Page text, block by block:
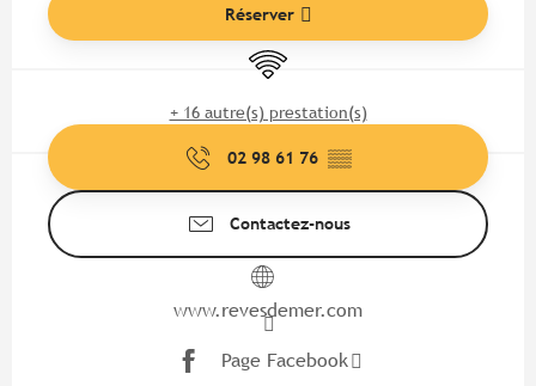
Réserver
WiFi
+ 16 autre(s) prestation(s)
02 98 61 76 ▒▒
Contactez-nous
www.revesdemer.com
Page Facebook